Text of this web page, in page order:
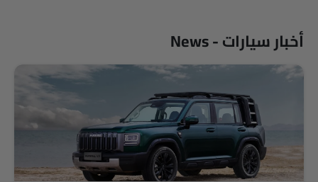
أخبار سيارات - News